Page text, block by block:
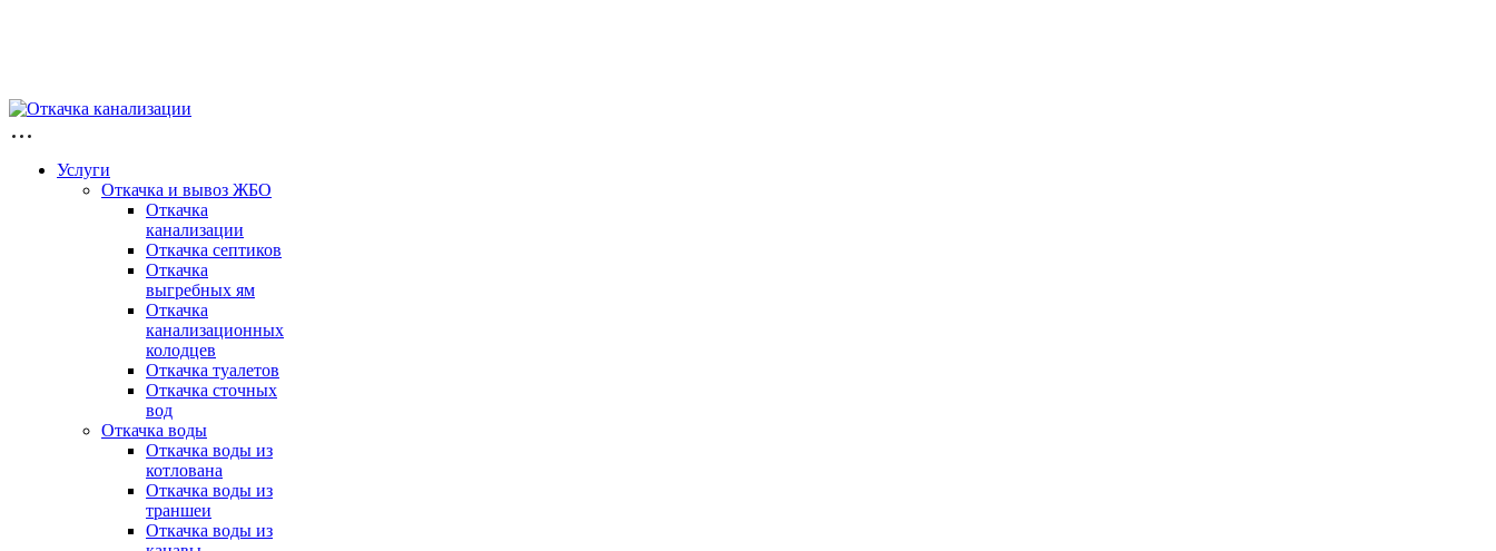
Услуги
Откачка и вывоз ЖБО
Откачка
канализации
Откачка септиков
Откачка
выгребных ям
Откачка
канализационных
колодцев
Откачка туалетов
Откачка сточных
вод
Откачка воды
Откачка воды из
котлована
Откачка воды из
траншеи
Откачка воды из